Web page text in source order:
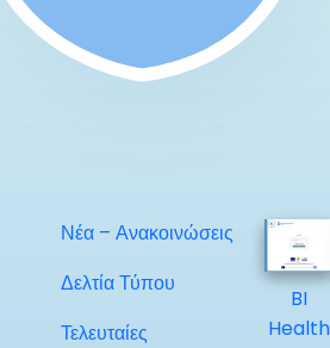
Νέα – Ανακοινώσεις
Δελτία Τύπου
Τελευταίες
BI
Health